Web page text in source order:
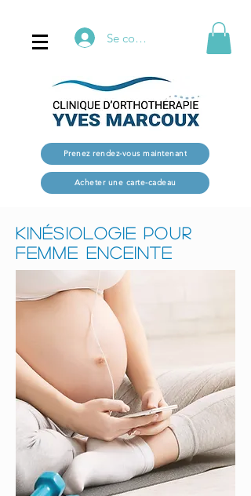
Se connecter
Prenez rendez-vous maintenant
Acheter une carte-cadeau
kinésiologie Pour
femme enceinte